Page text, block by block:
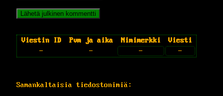
Viestin ID Pvm ja aika Nimimerkki
Viesti
-
- - -
Samankaltaisia tiedostonimiä: